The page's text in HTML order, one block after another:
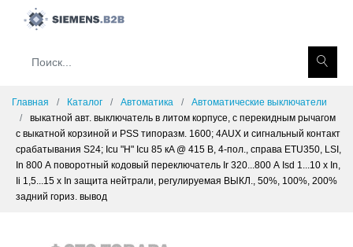
Главная Каталог Автоматика
Автоматические выключатели
выкатной авт. выключатель в литом корпусе, с перекидным рычагом
с выкатной корзиной и PSS типоразм. 1600; 4AUX и сигнальный контакт
срабатывания S24; Icu "H" Icu 85 кA @ 415 В, 4-пол., справа ETU350, LSI,
In 800 А поворотный кодовый переключатель Ir 320...800 А Isd 1...10 x In,
Ii 1,5...15 x In защита нейтрали, регулируемая ВЫКЛ., 50%, 100%, 200%
задний гориз. вывод